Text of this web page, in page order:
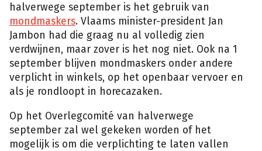
halverwege september is het gebruik van
mondmaskers. Vlaams minister-president Jan
Jambon had die graag nu al volledig zien
verdwijnen, maar zover is het nog niet. Ook na 1
september blijven mondmaskers onder andere
verplicht in winkels, op het openbaar vervoer en
als je rondloopt in horecazaken.
Op het Overlegcomité van halverwege
september zal wel gekeken worden of het
mogelijk is om die verplichting te laten vallen